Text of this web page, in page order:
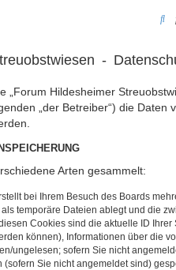
S
c
-
„Forum Hildesheimer
„der Betreiber“) die Daten
Arten gesammelt:
bei Ihrem Besuch des Boards
temporäre Dateien ablegt und die
Cookies sind die aktuelle ID
können), Informationen über die
ungelesen; sofern Sie nicht
(sofern Sie nicht angemeldet sind)